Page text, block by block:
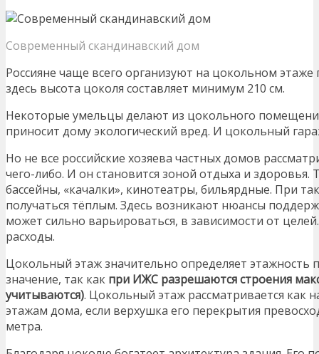
Современный скандинавский дом
Россияне чаще всего организуют на цокольном
здесь высота цоколя составляет минимум 210 см.
Некоторые умельцы делают из цокольного
приносит дому экологический вред. И цокольный
Но не все российские хозяева частных домов
чего-либо. И он становится зоной отдыха и здоровья.
бассейны, «качалки», кинотеатры, бильярдные. При
получаться тёплым. Здесь возникают нюансы
может сильно варьироваться, в зависимости от
расходы.
Цокольный этаж значительно определяет этажность
значение, так как при ИЖС разрешаются строения
учитываются). Цокольный этаж рассматривается как
этажам дома, если верхушка его перекрытия
метра.